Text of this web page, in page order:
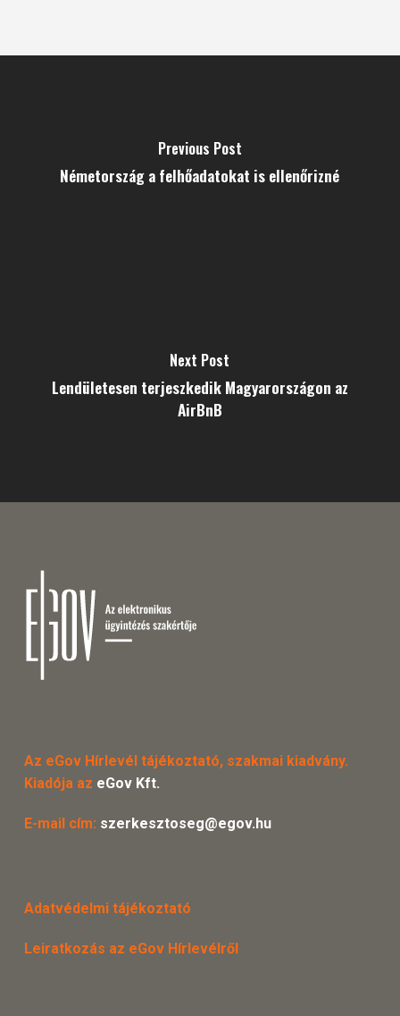
Previous Post
Németország a felhőadatokat is ellenőrizné
Next Post
Lendületesen terjeszkedik Magyarországon az
AirBnB
Az eGov Hírlevél tájékoztató, szakmai kiadvány.
Kiadója az eGov Kft.
E-mail cím: szerkesztoseg@egov.hu
Adatvédelmi tájékoztató
Leiratkozás az eGov Hírlevélről